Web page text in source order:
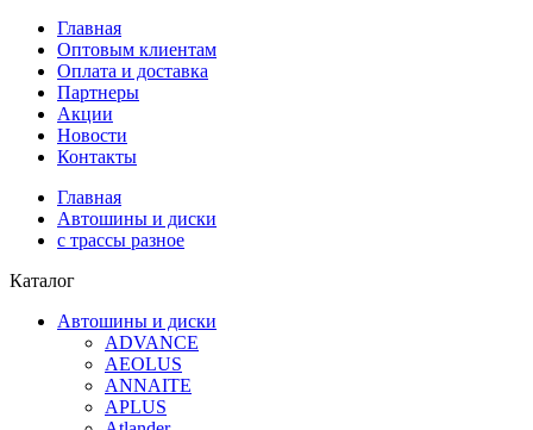
Главная
Оптовым клиентам
Оплата и доставка
Партнеры
Акции
Новости
Контакты
Главная
Автошины и диски
с трассы разное
Каталог
Автошины и диски
ADVANCE
AEOLUS
ANNAITE
APLUS